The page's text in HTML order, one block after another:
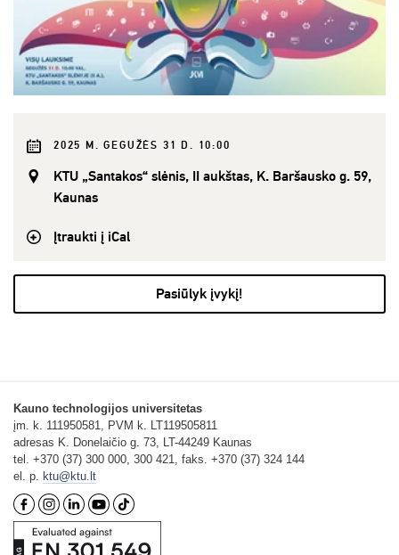
2025 M. GEGUŽĖS 31 D. 10:00
KTU „Santakos“ slėnis, II aukštas, K. Baršausko g. 59,
Kaunas
Įtraukti į iCal
Pasiūlyk įvykį!
Kauno technologijos universitetas
įm. k. 111950581, PVM k. LT119505811
adresas K. Donelaičio g. 73, LT-44249 Kaunas
tel. +370 (37) 300 000, 300 421, faks. +370 (37) 324 144
el. p. ktu@ktu.lt